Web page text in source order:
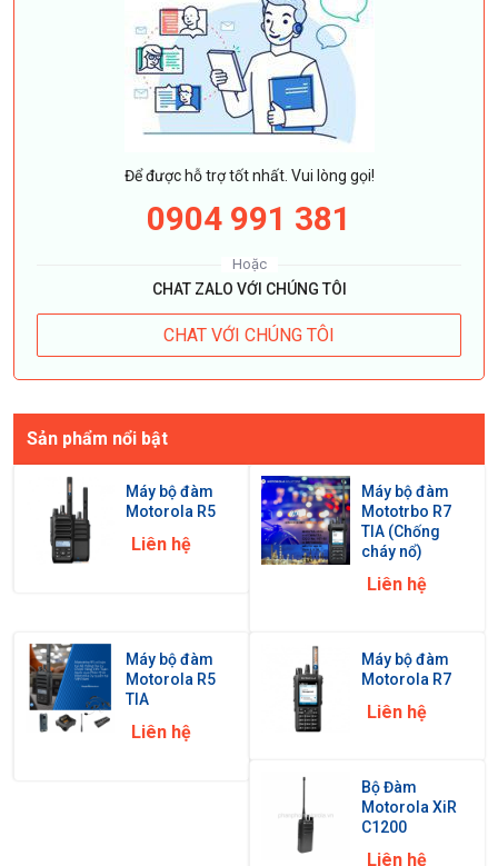
Để được hỗ trợ tốt nhất. Vui lòng gọi!
0904 991 381
Hoặc
CHAT ZALO VỚI CHÚNG TÔI
CHAT VỚI CHÚNG TÔI
Sản phẩm nổi bật
Máy bộ đàm
Motorola R5
Liên hệ
Máy bộ đàm
Mototrbo R7
TIA (Chống
cháy nổ)
Liên hệ
Máy bộ đàm
Motorola R5
TIA
Liên hệ
Máy bộ đàm
Motorola R7
Liên hệ
Bộ Đàm
Motorola XiR
C1200
Liên hệ